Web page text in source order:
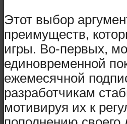
Этот выбор
преимуществ,
игры. Во-первых,
единовременной
ежемесячной
разработчикам
мотивируя их к